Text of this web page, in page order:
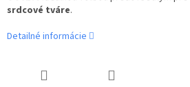
srdcové tváre.
Detailné informácie